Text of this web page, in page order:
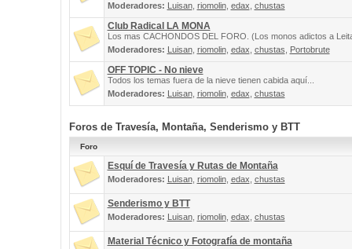
Moderadores: Luisan, riomolin, edax chustas
Club Radical LA MONA
Los mas CACHONDOS DEL FORO. (Los monos adictos a
Moderadores: Luisan, riomolin, edax chustas Portobrute
OFF TOPIC - No nieve
Todos los temas fuera de la nieve tienen cabida aquí...
Moderadores: Luisan, riomolin, edax chustas
Foros de Travesía, Montaña, Senderismo y BTT
Foro
Esquí de Travesía y Rutas de Montaña
Moderadores: Luisan, riomolin, edax chustas
Senderismo y BTT
Moderadores: Luisan, riomolin, edax chustas
Material Técnico y Fotografía de montaña